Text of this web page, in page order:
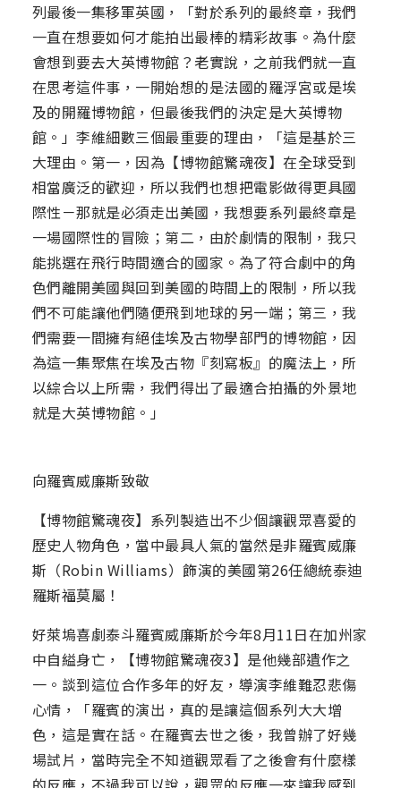
列最後一集移軍英國，「對於系列的最終章，我們
一直在想要如何才能拍出最棒的精彩故事。為什麼
會想到要去大英博物館？老實說，之前我們就一直
在思考這件事，一開始想的是法國的羅浮宮或是埃
及的開羅博物館，但最後我們的決定是大英博物
館。」李維細數三個最重要的理由，「這是基於三
大理由。第一，因為【博物館驚魂夜】在全球受到
相當廣泛的歡迎，所以我們也想把電影做得更具國
際性－那就是必須走出美國，我想要系列最終章是
一場國際性的冒險；第二，由於劇情的限制，我只
能挑選在飛行時間適合的國家。為了符合劇中的角
色們離開美國與回到美國的時間上的限制，所以我
們不可能讓他們隨便飛到地球的另一端；第三，我
們需要一間擁有絕佳埃及古物學部門的博物館，因
為這一集聚焦在埃及古物『刻寫板』的魔法上，所
以綜合以上所需，我們得出了最適合拍攝的外景地
就是大英博物館。」
向羅賓威廉斯致敬
【博物館驚魂夜】系列製造出不少個讓觀眾喜愛的
歷史人物角色，當中最具人氣的當然是非羅賓威廉
斯（Robin Williams）飾演的美國第26任總統泰迪
羅斯福莫屬！
好萊塢喜劇泰斗羅賓威廉斯於今年8月11日在加州家
中自縊身亡，【博物館驚魂夜3】是他幾部遺作之
一。談到這位合作多年的好友，導演李維難忍悲傷
心情，「羅賓的演出，真的是讓這個系列大大增
色，這是實在話。在羅賓去世之後，我曾辦了好幾
場試片，當時完全不知道觀眾看了之後會有什麼樣